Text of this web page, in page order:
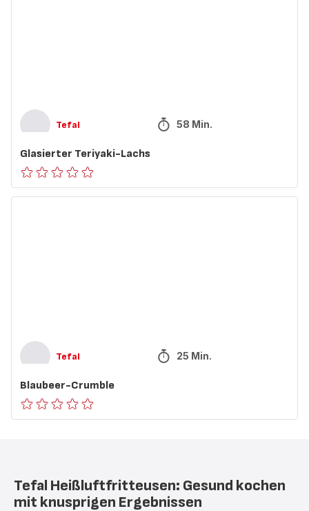
Tefal 58 Min.
Glasierter Teriyaki-Lachs
ratings.0
Tefal 25 Min.
Blaubeer-Crumble
ratings.0
Tefal Heißluftfritteusen: Gesund kochen
mit knusprigen Ergebnissen